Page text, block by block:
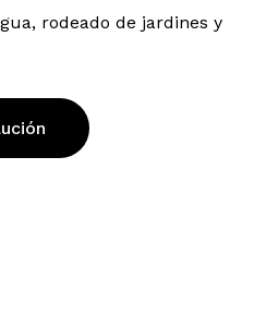
rodeado de jardines y